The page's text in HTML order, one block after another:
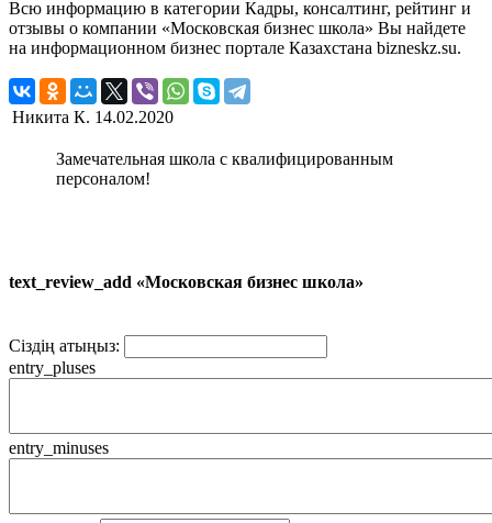
Всю информацию в категории Кадры, консалтинг, рейтинг и
отзывы о компании «Московская бизнес школа» Вы найдете
на информационном бизнес портале Казахстана bizneskz.su.
Никита К. 14.02.2020
Замечательная школа с квалифицированным
персоналом!
text_review_add «Московская бизнес школа»
Сіздің атыңыз:
entry_pluses
entry_minuses